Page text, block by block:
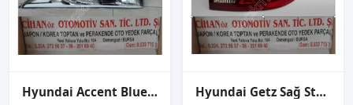
Hyundai Accent Blue Far 2016 2019 - Sağ Sol- Hyundai Getz Sağ Stop 2006 2011..